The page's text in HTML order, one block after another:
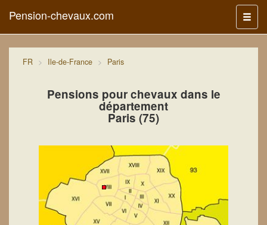
Menu
Pension-chevaux.com
FR Ile-de-France Paris
Pensions pour chevaux dans le
département
Paris (75)